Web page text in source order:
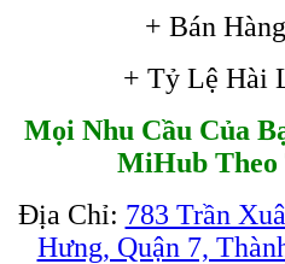
+ Bán
+ Tỷ Lệ Hài
Mọi Nhu Cầu Của
MiHub Theo
Địa Chỉ: 783 Trần
Hưng, Quận 7,